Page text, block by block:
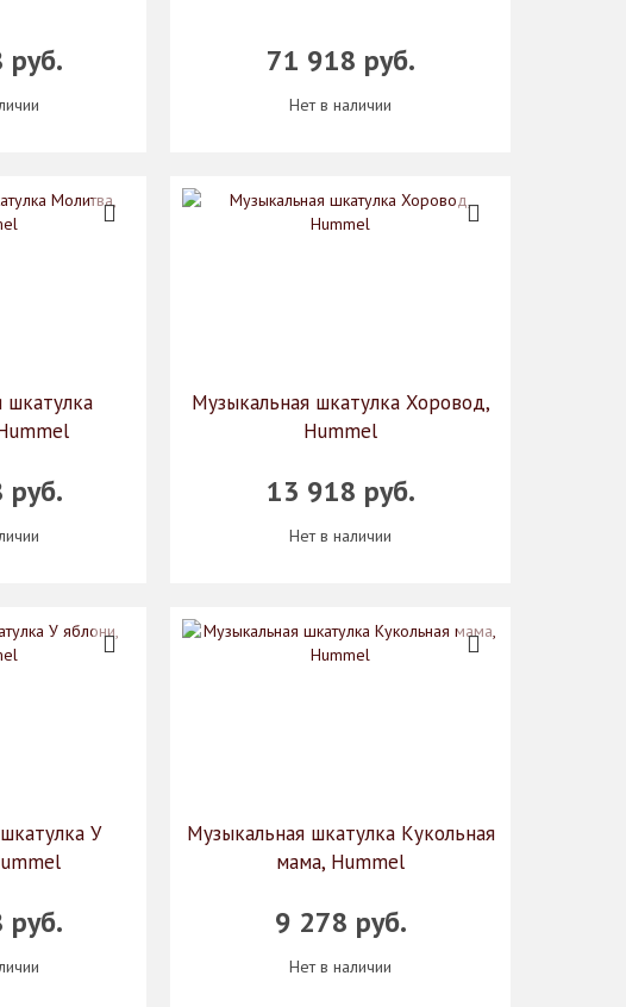
руб. 71 918 руб.
Нет в наличии
шкатулка
руб.
Музыкальная шкатулка Хоровод,
Hummel
13 918 руб.
Нет в наличии
У
руб.
Музыкальная шкатулка Кукольная
мама, Hummel
9 278 руб.
Нет в наличии